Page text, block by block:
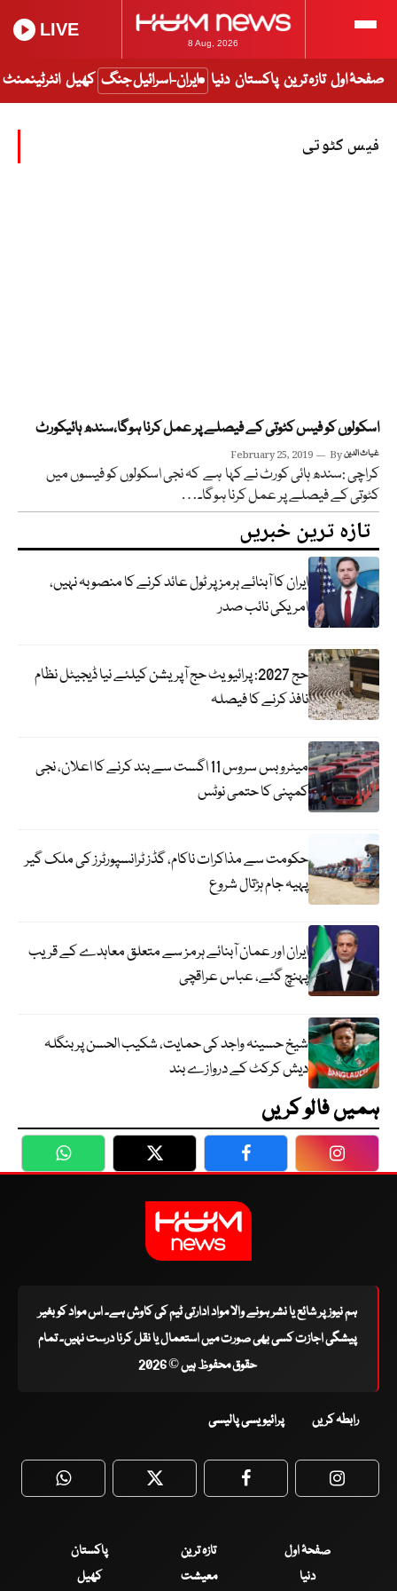
8 Aug, 2026
LIVE
صفحۂ اول تازہ ترین پاکستان دنیا ایران-اسرائیل جنگ کھیل انٹرٹینمنٹ
فیس کٹوتی
اسکولوں کو فیس کٹوتی کے فیصلے پر عمل کرنا ہوگا،سندھ ہائیکورٹ
February 25, 2019 Byغیاث الدین
کراچی :سندھ ہائی کورٹ نے کہا ہے کہ نجی اسکولوں کو فیسوں میں
کٹوتی کے فیصلے پر عمل کرنا ہوگا۔…
تازہ ترین خبریں
ایران کا آبنائے ہرمز پر ٹول عائد کرنے کا منصوبہ نہیں،
امریکی نائب صدر
حج 2027: پرائیویٹ حج آپریشن کیلئے نیا ڈیجیٹل نظام
نافذ کرنے کا فیصلہ
میٹرو بس سروس 11 اگست سے بند کرنے کا اعلان، نجی
کمپنی کا حتمی نوٹس
حکومت سے مذاکرات ناکام، گڈز ٹرانسپورٹرز کی ملک گیر
پہیہ جام ہڑتال شروع
ایران اور عمان آبنائے ہرمز سے متعلق معاہدے کے قریب
پہنچ گئے، عباس عراقچی
شیخ حسینہ واجد کی حمایت، شکیب الحسن پر بنگلہ
دیش کرکٹ کے دروازے بند
ہمیں فالو کریں
WhatsApp Twitter Facebook
ہم نیوز پر شائع یا نشر ہونے والا مواد ادارتی ٹیم کی کاوش ہے۔ اس مواد کو بغیر
پیشگی اجازت کسی بھی صورت میں استعمال یا نقل کرنا درست نہیں۔ تمام
حقوق محفوظ ہیں © 2026
رابطہ کریں پرائیویسی پالیسی
WhatsApp Twitter Facebook
صفحۂ اول تازہ ترین
پاکستان
دنیا
معیشت کھیل